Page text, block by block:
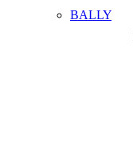
BALLY